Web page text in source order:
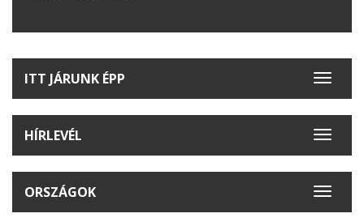
Toggle
ITT JÁRUNK ÉPP
Toggle
HÍRLEVÉL
Toggle
ORSZÁGOK